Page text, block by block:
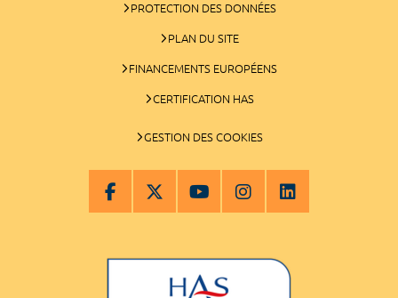
PROTECTION DES DONNÉES
PLAN DU SITE
FINANCEMENTS EUROPÉENS
CERTIFICATION HAS
GESTION DES COOKIES